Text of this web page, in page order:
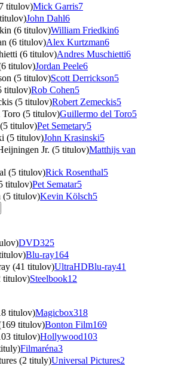
titulov)Mick Garris7
John Dahl6
(6 titulov)William Friedkin6
(6 titulov)Alex Kurtzman6
(6 titulov)Andres Muschietti6
titulov)Jordan Peele6
(5 titulov)Scott Derrickson5
titulov)Rob Cohen5
(5 titulov)Robert Zemeckis5
(5 titulov)Guillermo del Toro5
titulov)Pet Semetary5
(5 titulov)John Krasinski5
Jr. (5 titulov)Matthijs van
(5 titulov)Rick Rosenthal5
titulov)Pet Sematar5
(5 titulov)Kevin Kölsch5
DVD325
Blu-ray164
(41 titulov)UltraHDBlu-ray41
titulov)Steelbook12
titulov)Magicbox318
titulov)Bonton Film169
titulov)Hollywood103
Filmaréna3
(2 tituly)Universal Pictures2